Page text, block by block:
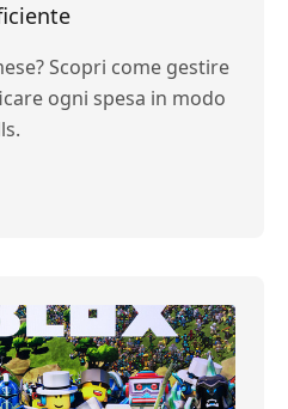
Scopri come gestire
ogni spesa in modo